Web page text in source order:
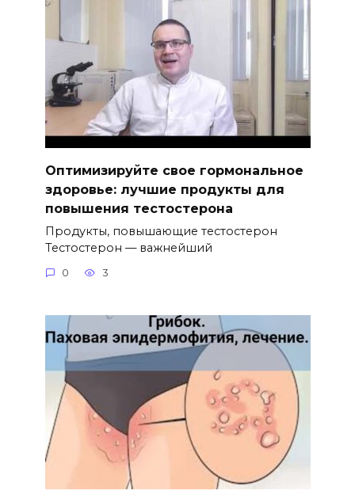
Оптимизируйте свое гормональное
здоровье: лучшие продукты для
повышения тестостерона
Продукты, повышающие тестостерон
Тестостерон — важнейший
0 3